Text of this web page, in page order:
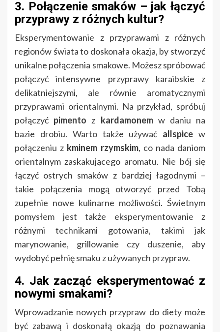
3. Połączenie smaków – jak łączyć
przyprawy z różnych kultur?
Eksperymentowanie z przyprawami z różnych
regionów świata to doskonała okazja, by stworzyć
unikalne połączenia smakowe. Możesz spróbować
połączyć intensywne przyprawy karaibskie z
delikatniejszymi, ale równie aromatycznymi
przyprawami orientalnymi. Na przykład, spróbuj
połączyć pimento z kardamonemw daniu na
bazie drobiu. Warto także używać allspice w
połączeniu z kminem rzymskim, co nada daniom
orientalnym zaskakującego aromatu. Nie bój się
łączyć ostrych smaków z bardziej łagodnymi –
takie połączenia mogą otworzyć przed Tobą
zupełnie nowe kulinarne możliwości. Świetnym
pomysłem jest także eksperymentowanie z
różnymi technikami gotowania, takimi jak
marynowanie, grillowanie czy duszenie, aby
wydobyć pełnię smaku z używanych przypraw.
4. Jak zacząć eksperymentować z
nowymi smakami?
Wprowadzanie nowych przypraw do diety może
być zabawą i doskonałą okazją do poznawania